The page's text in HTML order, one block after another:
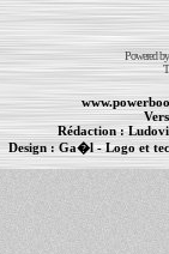
Powered
Rédaction :
Design : Ga�l- Logo et
PowerBook-MacBook Pro -